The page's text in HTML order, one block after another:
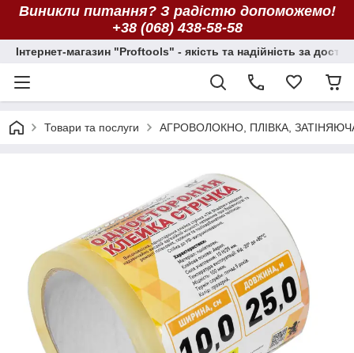
Виникли питання? З радістю допоможемо!
+38 (068) 438-58-58
Інтернет-магазин "Proftools" - якість та надійність за
Товари та послуги АГРОВОЛОКНО, ПЛІВКА,